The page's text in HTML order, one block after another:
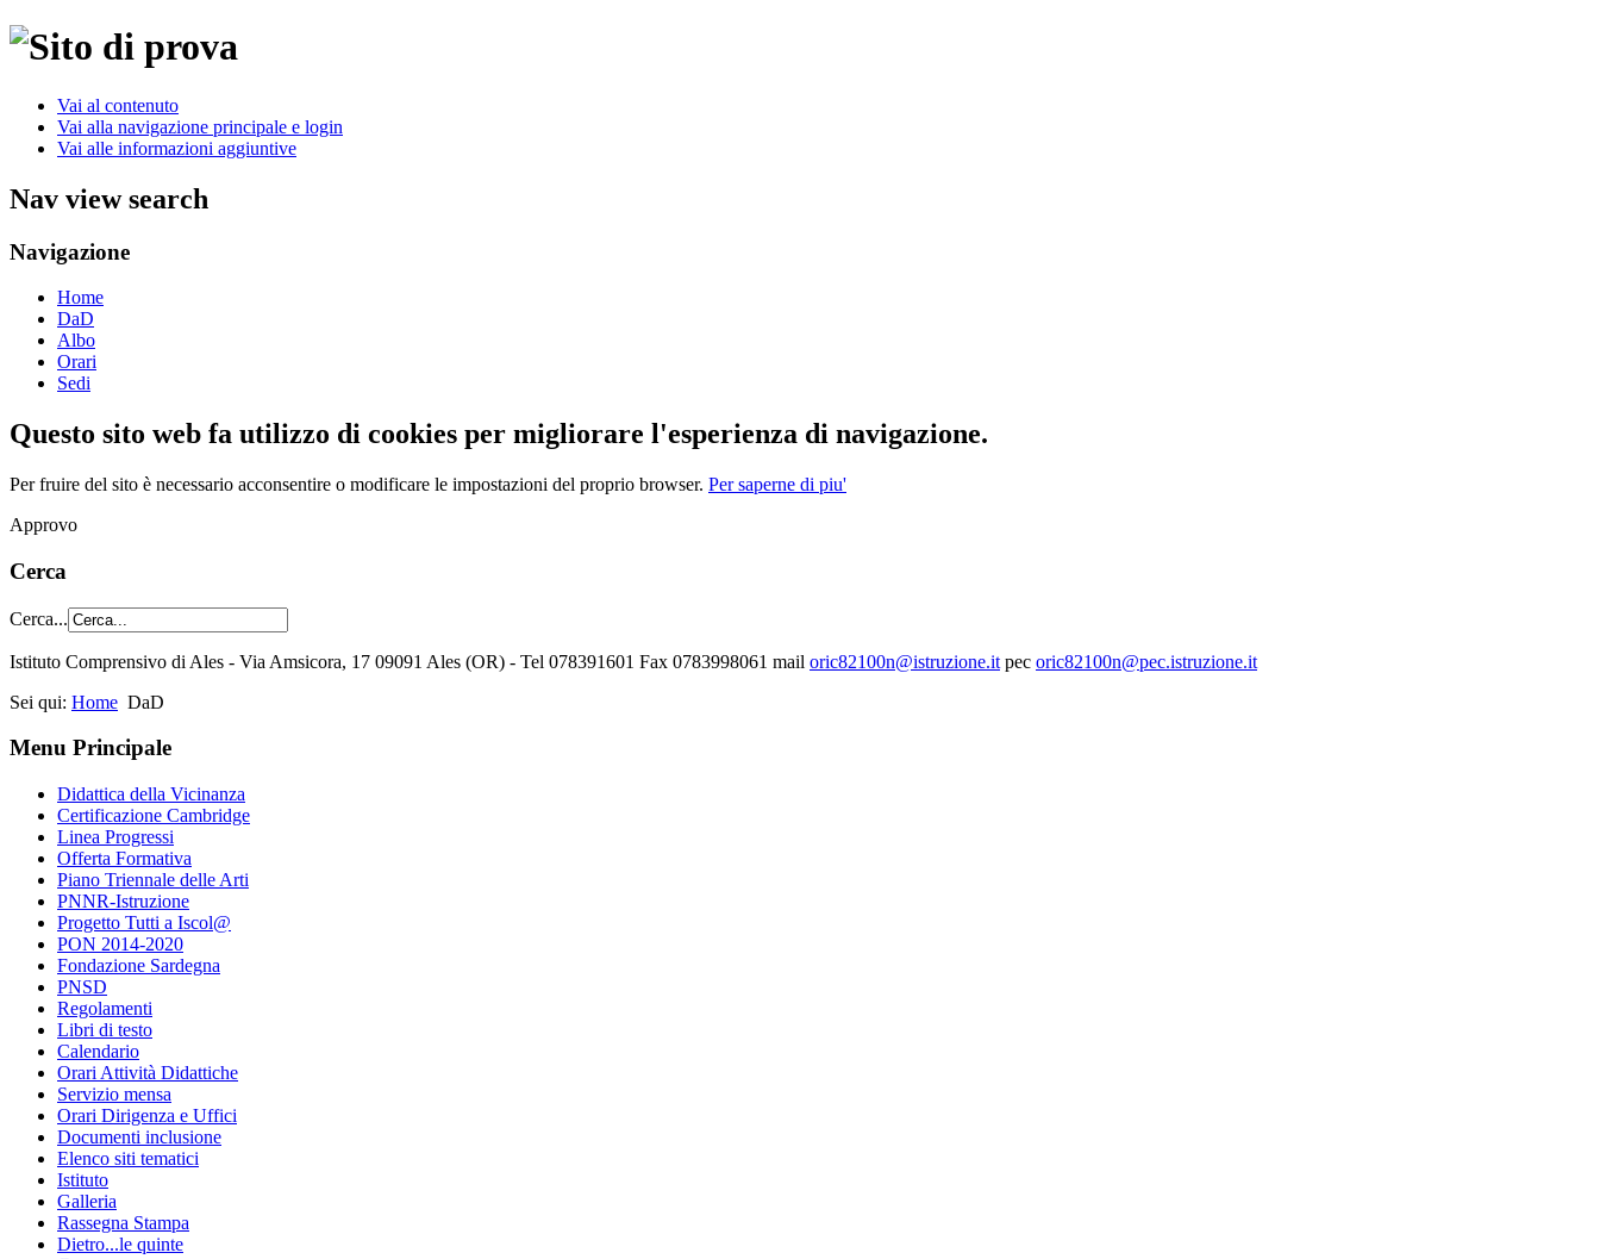
Vai al contenuto
Vai alla navigazione principale e login
Vai alle informazioni aggiuntive
Nav view search
Navigazione
Home
DaD
Albo
Orari
Sedi
Questo sito web fa utilizzo di cookies per migliorare l'esperienza di navigazione.
Per fruire del sito è necessario acconsentire o modificare le impostazioni del proprio browser. Per saperne di piu'
Approvo
Cerca
Cerca...
Istituto Comprensivo di Ales - Via Amsicora, 17 09091 Ales (OR) - Tel 078391601 Fax 0783998061 mail oric82100n@istruzione.it pec oric82100n@pec.istruzione.it
Sei qui: Home DaD
Menu Principale
Didattica della Vicinanza
Certificazione Cambridge
Linea Progressi
Offerta Formativa
Piano Triennale delle Arti
PNNR-Istruzione
Progetto Tutti a Iscol@
PON 2014-2020
Fondazione Sardegna
PNSD
Regolamenti
Libri di testo
Calendario
Orari Attività Didattiche
Servizio mensa
Orari Dirigenza e Uffici
Documenti inclusione
Elenco siti tematici
Istituto
Galleria
Rassegna Stampa
Dietro...le quinte